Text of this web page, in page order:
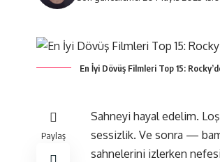
En İyi Dövüş Filmleri Top 15:
Paylaş
Sahneyi hayal edelim. Loş
sessizlik. Ve sonra —
sahnelerini izlerken